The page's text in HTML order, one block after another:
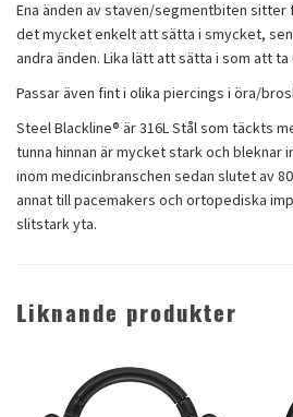
Ena änden av staven/segmentbiten
det mycket enkelt att sätta i smycket,
andra änden. Lika lätt att sätta i som att ta
Passar även fint i olika piercings i öra/
Steel Blackline® är 316L Stål som täckts
tunna hinnan är mycket stark och bleknar
inom medicinbranschen sedan slutet av
annat till pacemakers och ortopediska
slitstark yta.
Liknande produkter